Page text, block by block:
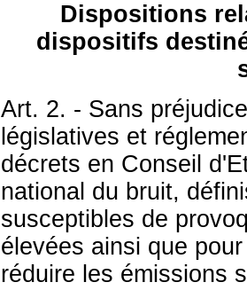
Dispositions
dispositifs
Art. 2. - Sans
législatives et
décrets en Conseil
national du bruit,
susceptibles de
élevées ainsi que
réduire les émissions